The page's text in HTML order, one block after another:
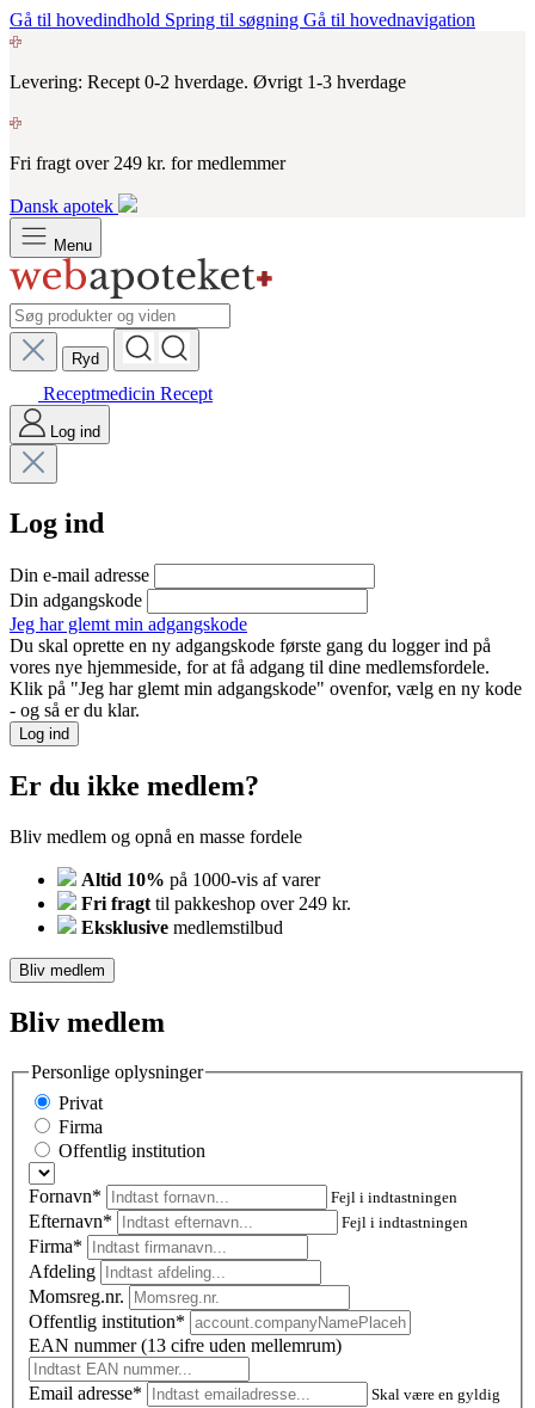
Gå til hovedindhold Spring til søgning Gå til hovednavigation
Levering: Recept 0-2 hverdage. Øvrigt 1-3 hverdage
Fri fragt over 249 kr. for medlemmer
Dansk apotek
Menu
Ryd
Receptmedicin Recept
Log ind
Log ind
Din e-mail adresse
Din adgangskode
Jeg har glemt min adgangskode
Du skal oprette en ny adgangskode første gang du logger ind på
vores nye hjemmeside, for at få adgang til dine medlemsfordele.
Klik på "Jeg har glemt min adgangskode" ovenfor, vælg en ny kode
- og så er du klar.
Log ind
Er du ikke medlem?
Bliv medlem og opnå en masse fordele
Altid 10% på 1000-vis af varer
Fri fragt til pakkeshop over 249 kr.
Eksklusive medlemstilbud
Bliv medlem
Bliv medlem
Personlige oplysninger
Privat
Firma
Offentlig institution
Fornavn* Fejl i indtastningen
Efternavn* Fejl i indtastningen
Firma*
Afdeling
Momsreg.nr.
Offentlig institution*
EAN nummer (13 cifre uden mellemrum)
Email adresse*
Skal være en gyldig